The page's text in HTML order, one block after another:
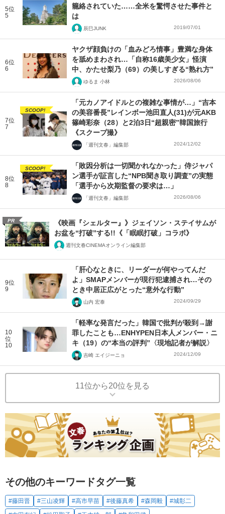
5位
5
籠絡されていた……全米を驚愕させた事件と
は
辰巳JUNK 2019/07/01
6位
6
ヤクザ顔負けの「血みどろ情事」豊満な身体
を舐めまわされ…「自称16歳美少女」怪演
中、かたせ梨乃（69）の美しすぎる“熟れ方”
ゆるま 小林 2026/08/06
7位
7
SCOOP!
「元カノアイドルとの複雑な事情が…」“吉本
の美容番長”レインボー池田直人(31)が元AKB
篠崎彩奈（28）と2泊3日“超親密”韓国旅行
《スクープ撮》
「週刊文春」編集部 2024/12/02
8位
8
SCOOP!
「敗因分析は一切聞かれなかった」侍ジャパ
ン選手が証言した“NPB聞き取り調査”の実態
「選手から次期監督の要求は…」
「週刊文春」編集部 2026/08/06
PR
《映画『シェルター』》ジェイソン・ステイサムが
お盆を“打破”する!!《「眠眠打破」コラボ》
週刊文春CINEMAオンライン編集部
9位
9
「肝心なときに、リーダーが何やってんだ
よ」SMAPメンバーが現行犯逮捕され…その
とき中居正広がとった“意外な行動”
山内 宏泰 2024/09/29
10
位
10
「軽率な発言だった」韓国で批判が殺到→謝
罪したことも…ENHYPEN日本人メンバー・ニ
キ（19）の“本当の評判”〈現地記者が解説〉
吉崎 エイジーニョ 2024/12/09
11位から20位を見る
その他のキーワードタグ一覧
#藤田晋 #三山凌輝 #高市早苗 #後藤真希 #森岡毅
#城彰二